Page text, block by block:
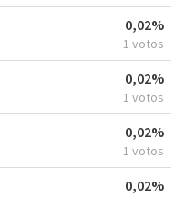
0,02%
1 votos
0,02%
1 votos
0,02%
1 votos
0,02%